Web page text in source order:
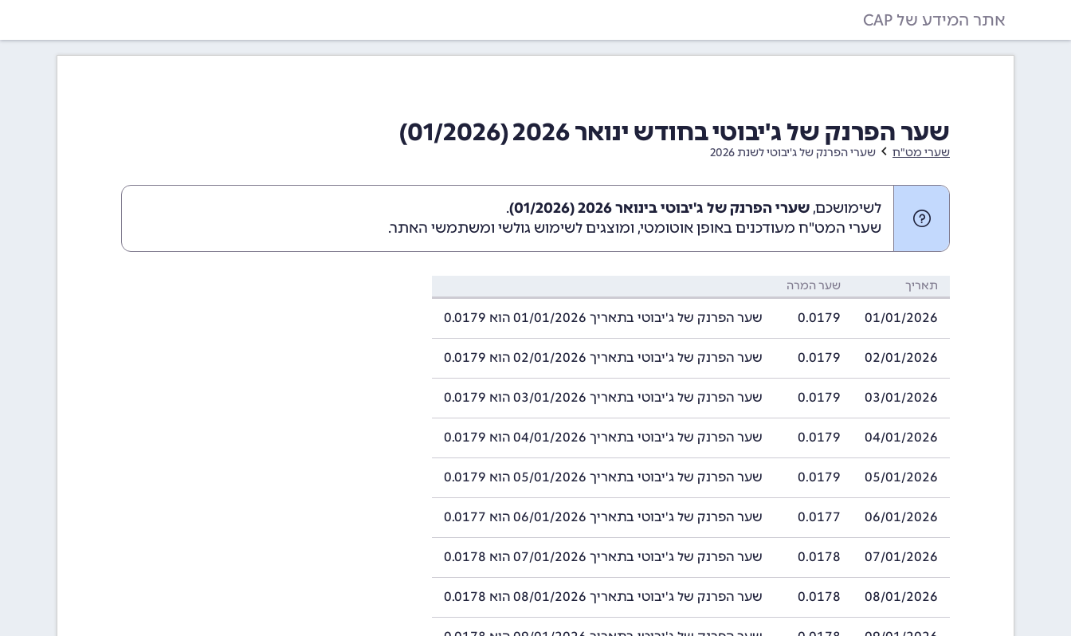
אתר המידע של CAP
שער הפרנק של ג'יבוטי בחודש ינואר 2026 (01/2026)
שערי מט"ח שערי הפרנק של ג'יבוטי לשנת 2026
לשימושכם, שערי הפרנק של ג'יבוטי בינואר 2026 (01/2026)
.
שערי המט"ח מעודכנים באופן אוטומטי, ומוצגים לשימוש גולשי ומשתמשי האתר.
תאריך שער המרה
01/01/2026
0.0179 שער הפרנק של ג'יבוטי בתאריך 01/01/2026 הוא 0.0179
02/01/2026
0.0179 שער הפרנק של ג'יבוטי בתאריך 02/01/2026 הוא 0.0179
03/01/2026
0.0179 שער הפרנק של ג'יבוטי בתאריך 03/01/2026 הוא 0.0179
04/01/2026
0.0179 שער הפרנק של ג'יבוטי בתאריך 04/01/2026 הוא 0.0179
05/01/2026
0.0179 שער הפרנק של ג'יבוטי בתאריך 05/01/2026 הוא 0.0179
06/01/2026
0.0177 שער הפרנק של ג'יבוטי בתאריך 06/01/2026 הוא 0.0177
07/01/2026
0.0178 שער הפרנק של ג'יבוטי בתאריך 07/01/2026 הוא 0.0178
08/01/2026
0.0178 שער הפרנק של ג'יבוטי בתאריך 08/01/2026 הוא 0.0178